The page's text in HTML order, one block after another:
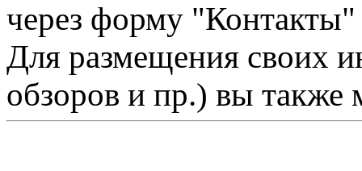
через форму "Контакты"
Для размещения своих
обзоров и пр.) вы также